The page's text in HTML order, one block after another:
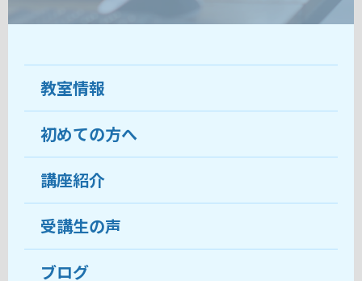
教室情報
教室について
受講生の声
おすすめ・人気の講座
目的から講座を探す
初めての方へ
ココがおすすめ
料金
受講までの流れ
講座紹介
受講生の声
ブログ